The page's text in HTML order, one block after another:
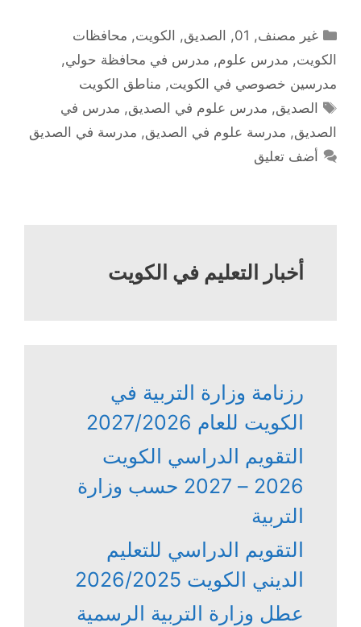
التصنيفات
غير مصنف,
01
, الصديق, الكويت, محافظات
الكويت, مدرس علوم, مدرس في محافظة حولي,
مدرسين خصوصي في الكويت, مناطق الكويت
الوسوم
الصديق, مدرس علوم في الصديق, مدرس في
الصديق, مدرسة علوم في الصديق, مدرسة في الصديق
أضف تعليق
أخبار التعليم في الكويت
رزنامة وزارة التربية في
الكويت للعام 2027/2026
التقويم الدراسي الكويت
2026 – 2027 حسب وزارة
التربية
التقويم الدراسي للتعليم
الديني الكويت 2026/2025
عطل وزارة التربية الرسمية